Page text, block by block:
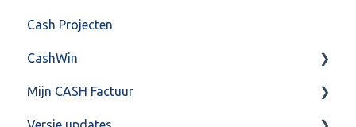
Cash Projecten
CashWin
Overig
Mijn CASH Factuur